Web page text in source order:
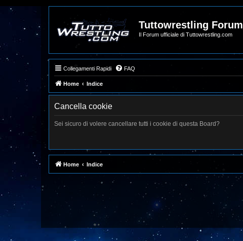
Tuttowrestling Forum
Il Forum ufficiale di Tuttowrestling.com
Collegamenti Rapidi FAQ
Home Indice
Cancella cookie
Sei sicuro di volere cancellare tutti i cookie di questa Board?
Home Indice